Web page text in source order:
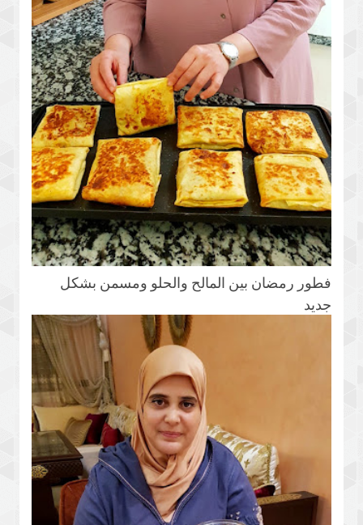
فطور رمضان بين المالح والحلو ومسمن بشكل
جديد